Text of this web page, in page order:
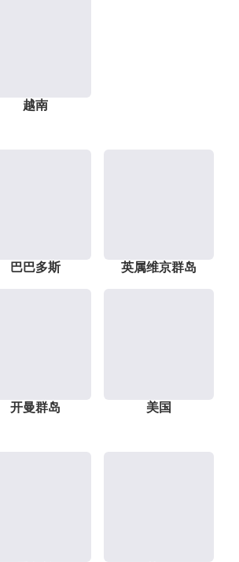
越南
巴巴多斯 英属维京群岛
开曼群岛 美国